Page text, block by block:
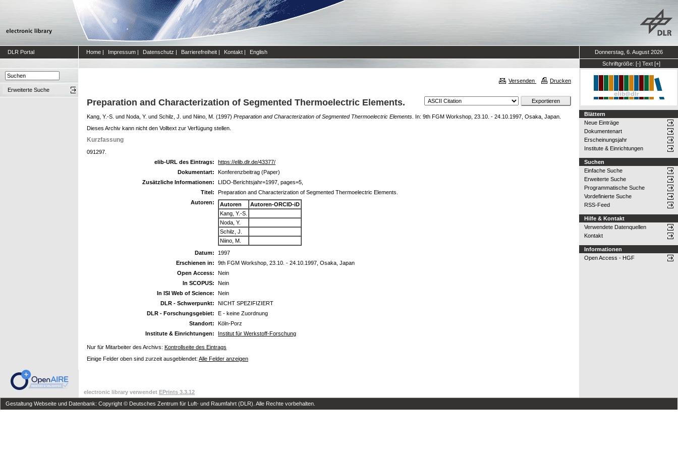
DLR Portal Home | Impressum | Datenschutz | Barrierefreiheit | Kontakt | English
Donnerstag, 6. August 2026
Schriftgröße: [-] Text [+]
Erweiterte Suche
Versenden Drucken
Preparation and Characterization of Segmented Thermoelectric Elements.
Kang, Y.-S. und Noda, Y. und Schilz, J. und Niino, M. (1997) Preparation and Characterization of Segmented Thermoelectric Elements. In: 9th FGM Workshop, 23.10. - 24.10.1997, Osaka, Japan.
Dieses Archiv kann nicht den Volltext zur Verfügung stellen.
Kurzfassung
091297.
elib-URL des Eintrags:
https://elib.dlr.de/43377/
Dokumentart:
Konferenzbeitrag (Paper)
Zusätzliche Informationen:
LIDO-Berichtsjahr=1997, pages=5,
Titel:
Preparation and Characterization of Segmented Thermoelectric Elements.
Autoren:
Autoren
Autoren-ORCID-iD
Kang, Y.-S.
Noda, Y.
Schilz, J.
Niino, M.
Datum:
1997
Erschienen in:
9th FGM Workshop, 23.10. - 24.10.1997, Osaka, Japan
Open Access:
Nein
In SCOPUS:
Nein
In ISI Web of Science:
Nein
DLR - Schwerpunkt:
NICHT SPEZIFIZIERT
DLR - Forschungsgebiet:
E - keine Zuordnung
Standort:
Köln-Porz
Institute & Einrichtungen:
Institut für Werkstoff-Forschung
Nur für Mitarbeiter des Archivs: Kontrollseite des Eintrags
Einige Felder oben sind zurzeit ausgeblendet: Alle Felder anzeigen
Blättern
Neue Einträge
Dokumentenart
Erscheinungsjahr
Institute & Einrichtungen
Suchen
Einfache Suche
Erweiterte Suche
Programmatische Suche
Vordefinierte Suche
RSS-Feed
Hilfe & Kontakt
Verwendete Datenquellen
Kontakt
Informationen
Open Access - HGF
electronic library verwendet EPrints 3.3.12
Gestaltung Webseite und Datenbank: Copyright © Deutsches Zentrum für Luft- und Raumfahrt (DLR). Alle Rechte vorbehalten.